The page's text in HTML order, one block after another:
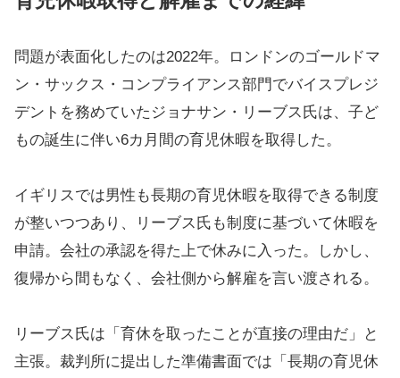
問題が表面化したのは2022年。ロンドンのゴールドマ
ン・サックス・コンプライアンス部門でバイスプレジ
デントを務めていたジョナサン・リーブス氏は、子ど
もの誕生に伴い6カ月間の育児休暇を取得した。
イギリスでは男性も長期の育児休暇を取得できる制度
が整いつつあり、リーブス氏も制度に基づいて休暇を
申請。会社の承認を得た上で休みに入った。しかし、
復帰から間もなく、会社側から解雇を言い渡される。
リーブス氏は「育休を取ったことが直接の理由だ」と
主張。裁判所に提出した準備書面では「長期の育児休